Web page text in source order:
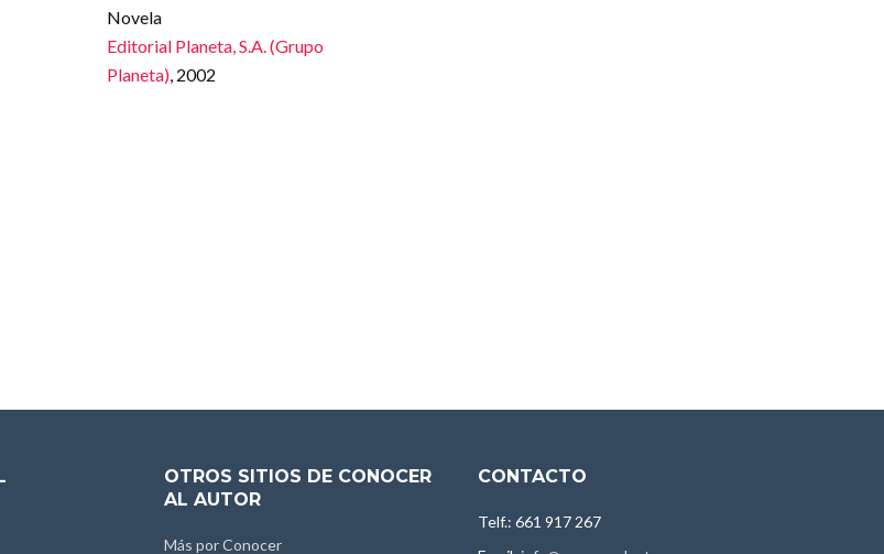
Novela
Editorial Planeta, S.A. (Grupo
Planeta), 2002
OTROS SITIOS DE CONOCER
AL AUTOR
Más por Conocer
CONTACTO
Telf.: 661 917 267